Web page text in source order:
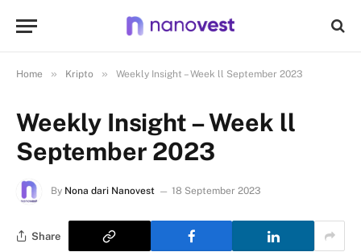
Home » Kripto » Weekly Insight – Week ll September 2023
Weekly Insight – Week ll
September 2023
By Nona dari Nanovest 18 September 2023
Share